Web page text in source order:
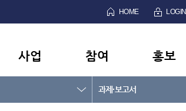
HOME LOGIN
사업 참여 홍보
과제·보고서